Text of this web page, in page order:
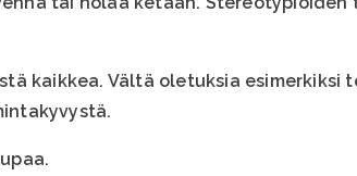
kaikkea. Vältä oletuksia esimerkiksi